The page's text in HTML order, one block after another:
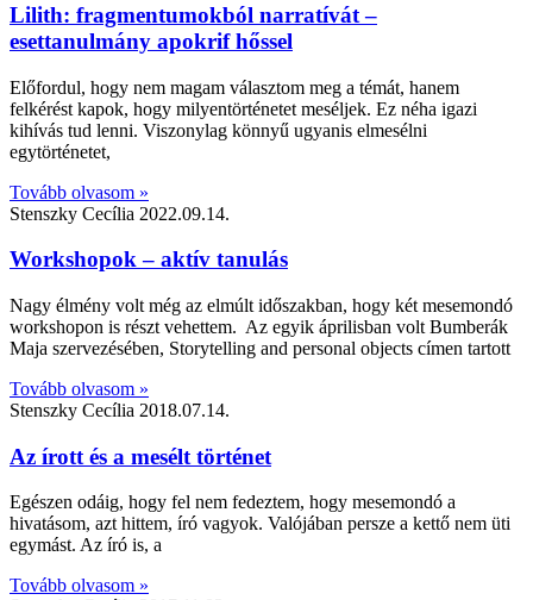
Lilith: fragmentumokból narratívát –
esettanulmány apokrif hőssel
Előfordul, hogy nem magam választom meg a témát, hanem
felkérést kapok, hogy milyentörténetet meséljek. Ez néha igazi
kihívás tud lenni. Viszonylag könnyű ugyanis elmesélni
egytörténetet,
Tovább olvasom »
Stenszky Cecília 2022.09.14.
Workshopok – aktív tanulás
Nagy élmény volt még az elmúlt időszakban, hogy két mesemondó
workshopon is részt vehettem. Az egyik áprilisban volt Bumberák
Maja szervezésében, Storytelling and personal objects címen tartott
Tovább olvasom »
Stenszky Cecília 2018.07.14.
Az írott és a mesélt történet
Egészen odáig, hogy fel nem fedeztem, hogy mesemondó a
hivatásom, azt hittem, író vagyok. Valójában persze a kettő nem üti
egymást. Az író is, a
Tovább olvasom »